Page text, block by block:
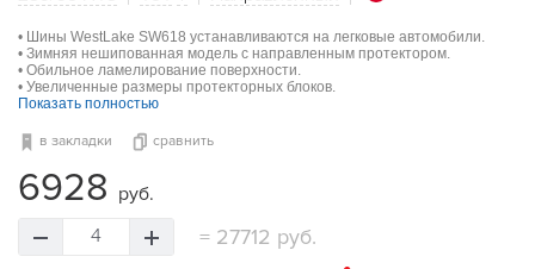
• Шины WestLake SW618 устанавливаются на легковые автомобили.
• Зимняя нешипованная модель с направленным протектором.
• Обильное ламелирование поверхности.
• Увеличенные размеры протекторных блоков.
Показать полностью
в закладки сравнить
6928 руб.
4 =27712 руб.